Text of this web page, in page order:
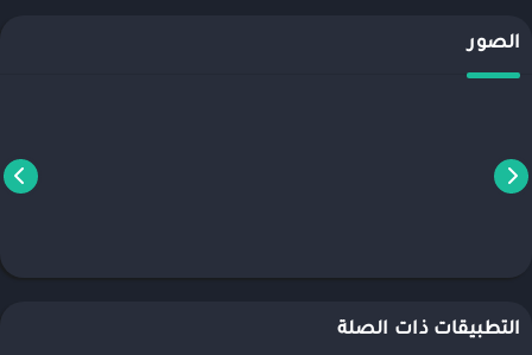
الصور
التطبيقات ذات الصلة